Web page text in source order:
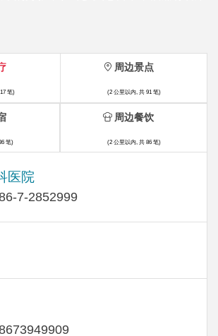
笔)
医院
7-2852999
周边景点
(2 公里以内, 共 91 笔)
笔)
周边餐饮
(2 公里以内, 共 86 笔)